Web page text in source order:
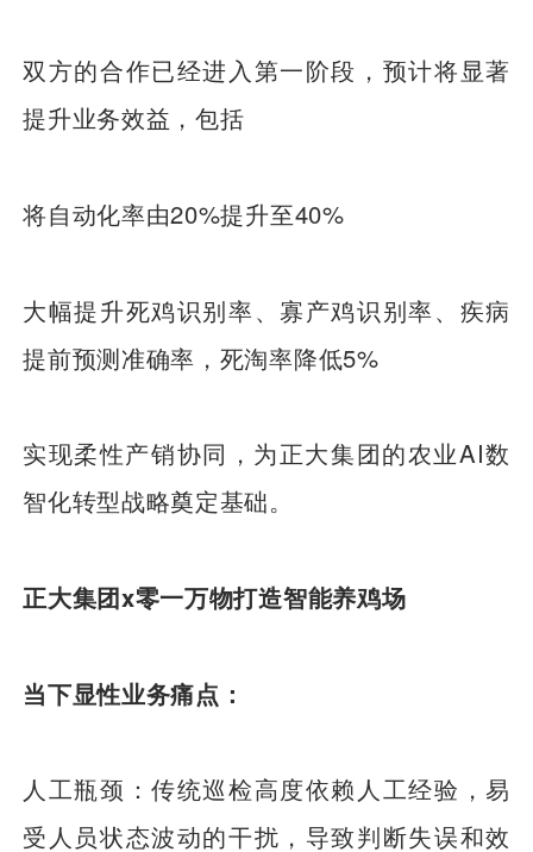
双方的合作已经进入第一阶段，预计将显著
提升业务效益，包括
将自动化率由20%提升至40%
大幅提升死鸡识别率、寡产鸡识别率、疾病
提前预测准确率，死淘率降低5%
实现柔性产销协同，为正大集团的农业AI数
智化转型战略奠定基础。
正大集团x零一万物打造智能养鸡场
当下显性业务痛点：
人工瓶颈：传统巡检高度依赖人工经验，易
受人员状态波动的干扰，导致判断失误和效